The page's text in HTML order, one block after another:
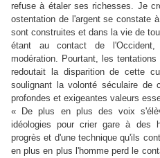
refuse à étaler ses richesses. Je
ostentation de l'argent se constate
sont construites et dans la vie de
étant au contact de l'Occident,
modération. Pourtant, les
redoutait la disparition de cette
soulignant la volonté séculaire de
profondes et exigeantes valeurs
« De plus en plus des voix
idéologies pour crier gare à des
progrès et d'une technique qu'ils
en plus en plus l'homme perd le